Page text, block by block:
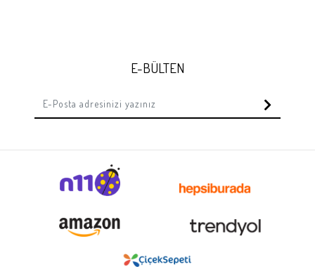
E-BÜLTEN